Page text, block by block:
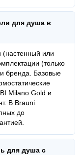
для душа в
(настенный или
(только
бренда. Базовые
Milano Gold и
В Brauni
до
для душа с